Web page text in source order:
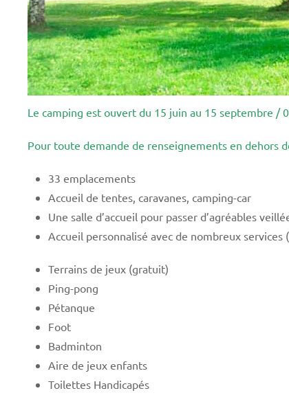
Le camping est ouvert du 15 juin au 15 septembre /
Pour toute demande de renseignements en dehors
33 emplacements
Accueil de tentes, caravanes, camping-car
Une salle d’accueil pour passer d’agréables
Accueil personnalisé avec de nombreux services
Terrains de jeux (gratuit)
Ping-pong
Pétanque
Foot
Badminton
Aire de jeux enfants
Toilettes Handicapés